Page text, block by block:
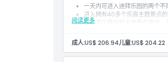
阅读更多
一天内可进入迪拜乐园的两个不
进入拥有40多个乐高主题景点
在充满乐趣的积木世界中建造、
成人:US$ 206.94儿童:US$ 204.22